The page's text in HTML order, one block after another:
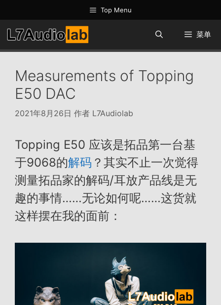
至
内
容
Top Menu
菜单
Measurements of Topping
E50 DAC
2021年8月26日 作者 L7Audiolab
Topping E50 应该是拓品第一台基
于9068的解码 ？其实不止一次觉得
测量拓品家的解码/耳放产品线是无
趣的事情……无论如何呢……这货就
这样摆在我的面前：